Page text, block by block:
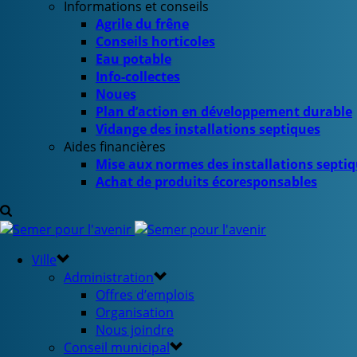
Informations et conseils
Agrile du frêne
Conseils horticoles
Eau potable
Info-collectes
Noues
Plan d’action en développement durable
Vidange des installations septiques
Aides financières
Mise aux normes des installations
Achat de produits écoresponsables
Ville
Administration
Offres d’emplois
Organisation
Nous joindre
Conseil municipal